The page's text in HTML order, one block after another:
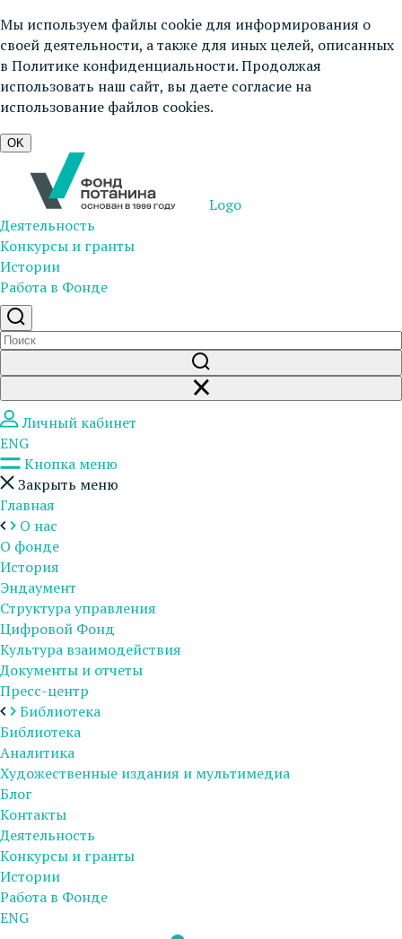
Мы используем файлы cookie для информирования о
своей деятельности, а также для иных целей, описанных
в Политике конфиденциальности. Продолжая
использовать наш сайт, вы даете согласие на
использование файлов cookies.
OK
Logo
Деятельность
Конкурсы и гранты
Истории
Работа в Фонде
Личный кабинет
ENG
Кнопка меню
Закрыть меню
Главная
О нас
О фонде
История
Эндаумент
Структура управления
Цифровой Фонд
Культура взаимодействия
Документы и отчеты
Пресс-центр
Библиотека
Библиотека
Аналитика
Художественные издания и мультимедиа
Блог
Контакты
Деятельность
Конкурсы и гранты
Истории
Работа в Фонде
ENG